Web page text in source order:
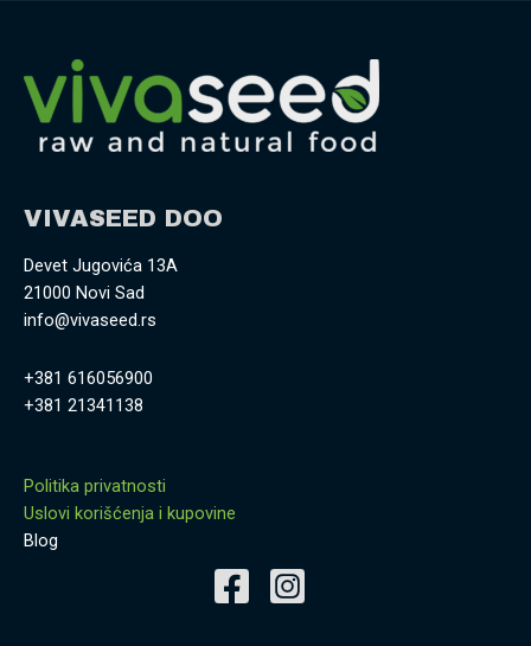
VIVASEED DOO
Devet Jugovića 13A
21000 Novi Sad
info@vivaseed.rs
+381 616056900
+381 21341138
Politika privatnosti
Uslovi korišćenja i kupovine
Blog